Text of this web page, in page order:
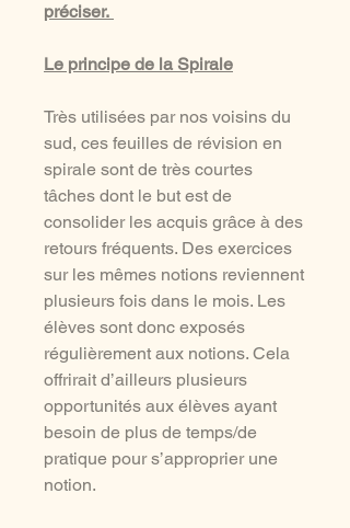
préciser.
Le principe de la Spirale
Très utilisées par nos voisins du
sud, ces feuilles de révision en
spirale sont de très courtes
tâches dont le but est de
consolider les acquis grâce à des
retours fréquents. Des exercices
sur les mêmes notions reviennent
plusieurs fois dans le mois. Les
élèves sont donc exposés
régulièrement aux notions. Cela
offrirait d’ailleurs plusieurs
opportunités aux élèves ayant
besoin de plus de temps/de
pratique pour s’approprier une
notion.